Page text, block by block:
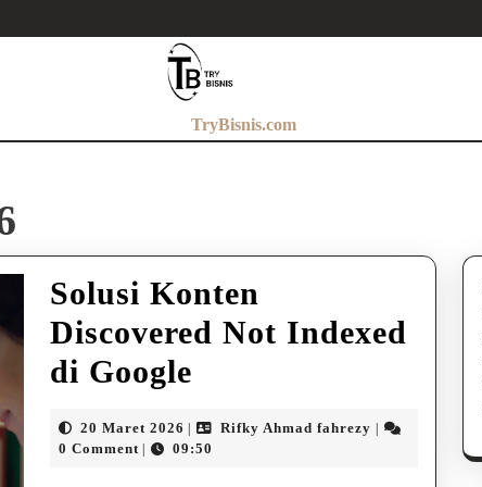
TryBisnis.com
Solusi Konten
Discovered Not Indexed
di Google
Discovered
20 Maret 2026 20
Maret
Rifky Ahmad fahrezy Rifky
0 Comment 09:50